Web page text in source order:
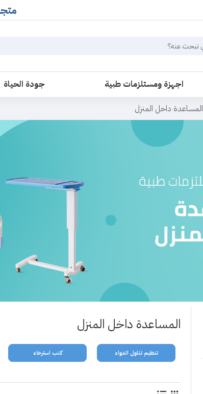
اجهزة ومستلزمات طبية جودة الحياة
المساعدة داخل المنزل
المساعدة داخل المنزل
تنظيم تناول الدواء كنب استرخاء